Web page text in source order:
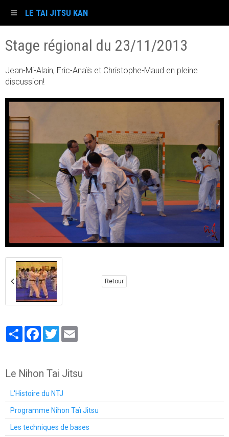
LE TAI JITSU KAN
Stage régional du 23/11/2013
Jean-Mi-Alain, Eric-Anaïs et Christophe-Maud en pleine
discussion!
Retour
PartagerFacebook
Twitter
Le Nihon Tai Jitsu
L'Histoire du NTJ
Programme Nihon Taï Jitsu
Les techniques de bases